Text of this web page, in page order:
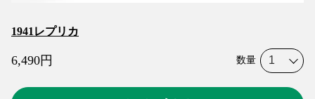
1941レプリカ
6,490円 数量